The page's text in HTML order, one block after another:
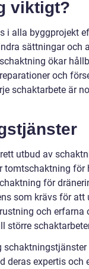
viktigt?
i alla byggprojekt
sättningar och
ökar
och
schaktarbete är
utbud av
tomtschaktning
för
som krävs för
och erfarna
större
deras expertis